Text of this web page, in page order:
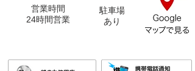
営業時間
24時間営業
駐車場
​あり